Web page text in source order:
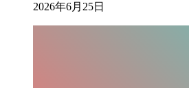
2026年6月25日